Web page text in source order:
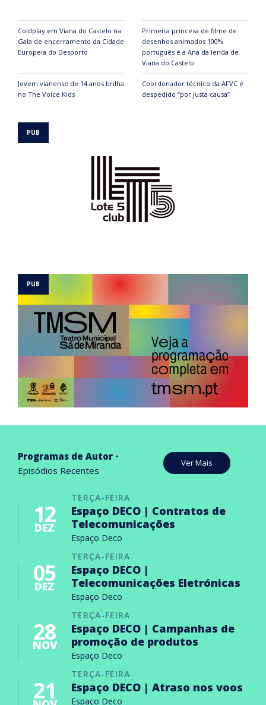
Coldplay em Viana do Castelo na
Gala de encerramento da Cidade
Europeia do Desporto
Primeira princesa de filme de
desenhos animados 100%
português é a Ana da lenda de
Viana do Castelo
Jovem vianense de 14 anos brilha
no The Voice Kids
Coordenador técnico da AFVC é
despedido “por justa causa”
Programas de Autor
Episódios Recentes
Ver Mais
TERÇA-FEIRA
12
DEZ
Espaço DECO | Contratos de
Telecomunicações
Espaço Deco
TERÇA-FEIRA
05
DEZ
Espaço DECO |
Telecomunicações Eletrónicas
Espaço Deco
TERÇA-FEIRA
28
NOV
Espaço DECO | Campanhas de
promoção de produtos
Espaço Deco
TERÇA-FEIRA
21 Espaço DECO | Atraso nos voos
Espaço Deco